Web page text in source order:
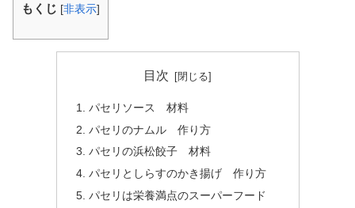
もくじ [非表示]
目次
パセリソース 材料
パセリのナムル 作り方
パセリの浜松餃子 材料
パセリとしらすのかき揚げ 作り方
パセリは栄養満点のスーパーフード